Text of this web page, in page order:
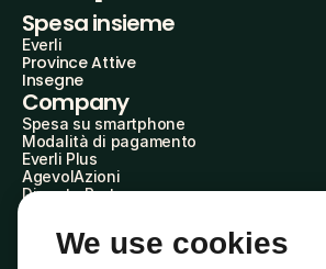
Spesa insieme
Everli
Province Attive
Insegne
Company
Spesa su smartphone
Modalità di pagamento
Everli Plus
AgevolAzioni
Diventa Partner
Everli Shoppers
About Us
We use cookies